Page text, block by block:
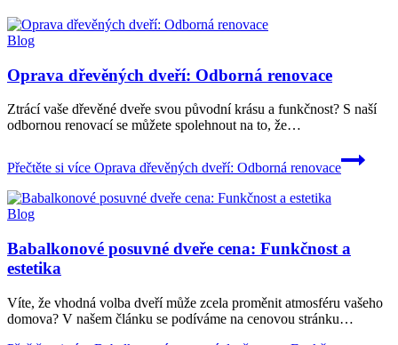
Blog
Oprava dřevěných dveří: Odborná renovace
Ztrácí vaše dřevěné dveře svou původní krásu a funkčnost? S naší
odbornou renovací se můžete spolehnout na to, že…
Přečtěte si více Oprava dřevěných dveří: Odborná renovace
Blog
Babalkonové posuvné dveře cena: Funkčnost a
estetika
Víte, že vhodná volba dveří může zcela proměnit atmosféru vašeho
domova? V našem článku se podíváme na cenovou stránku…